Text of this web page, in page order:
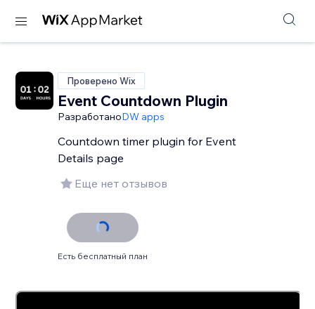
Проверено Wix
Event Countdown Plugin
РазработаноDW apps
Countdown timer plugin for Event
Details page
Еще нет отзывов
Есть бесплатный план